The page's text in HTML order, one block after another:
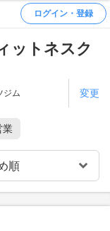
ログイン・登録
ットネスク
ジム 変更
業